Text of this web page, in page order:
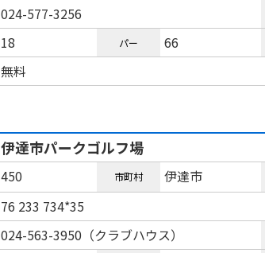
024-577-3256
18 パー 66
無料
伊達市パークゴルフ場
450 市町村 伊達市
76 233 734*35
024-563-3950（クラブハウス）